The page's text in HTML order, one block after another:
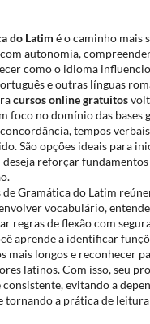
do Latim é o caminho mais
autonomia,
como o idioma
e outras línguas
cursos online gratuitos
foco no domínio das bases
tempos
São opções ideais para
reforçar
Gramática do Latim
vocabulário,
regras de flexão com
aprende a identificar
mais longos e reconhecer
latinos. Com isso, seu
evitando a
tornando a prática de